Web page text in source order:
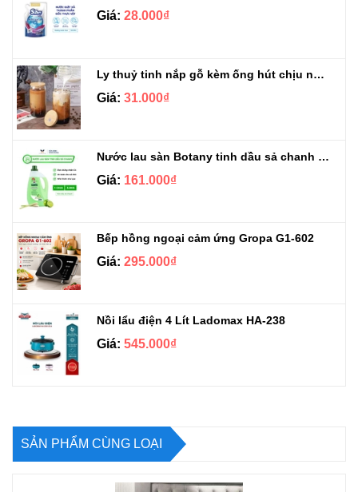
Giá: 28.000₫
Ly thuỷ tinh nắp gỗ kèm ống hút chịu nhiệt 500ml
Giá: 31.000₫
Nước lau sàn Botany tinh dầu sả chanh chai 3.9kg
Giá: 161.000₫
Bếp hồng ngoại cảm ứng Gropa G1-602
Giá: 295.000₫
Nồi lẩu điện 4 Lít Ladomax HA-238
Giá: 545.000₫
SẢN PHẨM CÙNG LOẠI